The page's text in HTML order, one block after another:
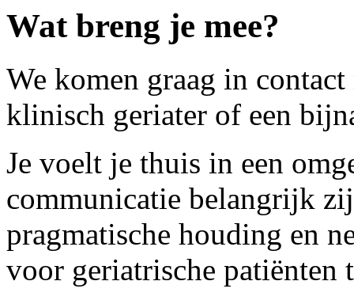
Wat breng je mee?
We komen graag in
klinisch geriater of een
Je voelt je thuis in een
communicatie belangrijk
pragmatische houding en
voor geriatrische patiënten